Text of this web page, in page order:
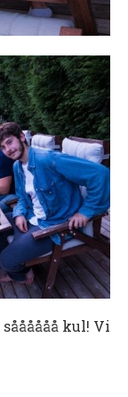
såååååå kul! Vi